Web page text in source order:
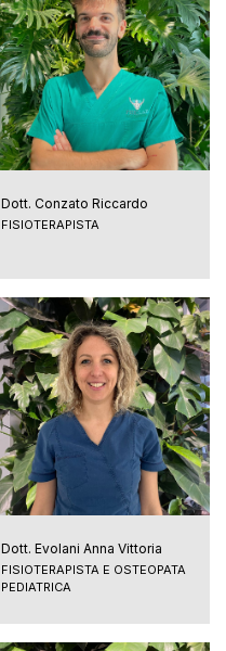
Dott. Conzato Riccardo
FISIOTERAPISTA
Dott. Evolani Anna Vittoria
FISIOTERAPISTA E OSTEOPATA
PEDIATRICA